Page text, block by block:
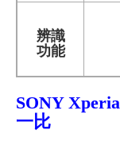
辨識
功能
SONY Xperia
一比